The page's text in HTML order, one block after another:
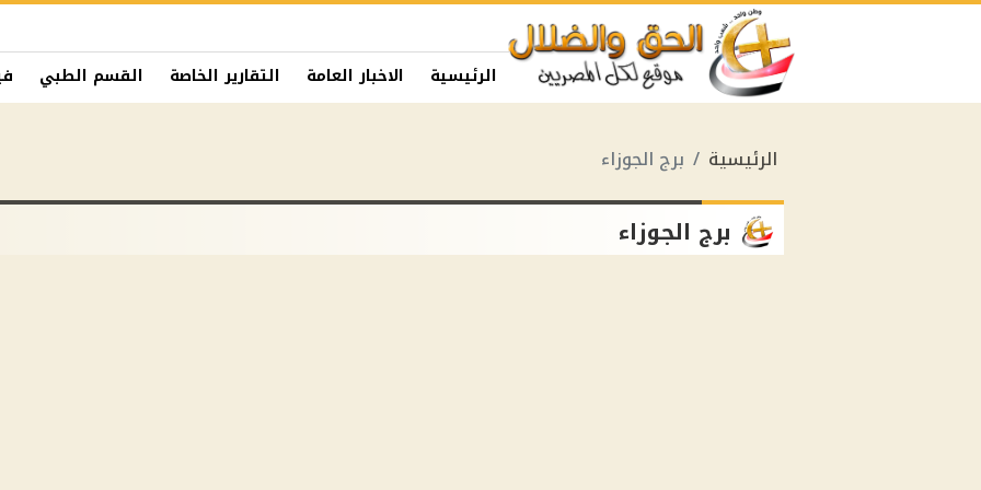
الرئيسية الاخبار العامة التقارير الخاصة القسم الطبي
الرئيسية برج الجوزاء
برج الجوزاء